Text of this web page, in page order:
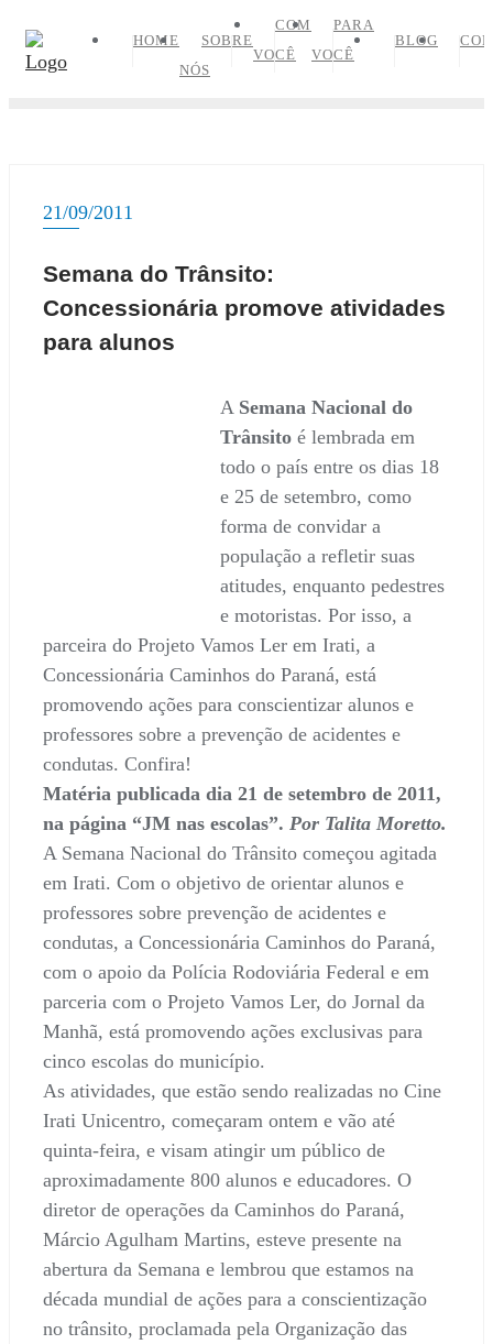
HOME
SOBRE
NÓS
COM
VOCÊ
PARA
VOCÊ
BLOG
21/09/2011
Semana do Trânsito:
Concessionária promove atividades
para alunos
A Semana Nacional do
Trânsito é lembrada em
todo o país entre os dias 18
e 25 de setembro, como
forma de convidar a
população a refletir suas
atitudes, enquanto pedestres
e motoristas. Por isso, a
parceira do Projeto Vamos Ler em Irati, a
Concessionária Caminhos do Paraná, está
promovendo ações para conscientizar alunos e
professores sobre a prevenção de acidentes e
condutas. Confira!
Matéria publicada dia 21 de setembro de 2011,
na página “JM nas escolas”. Por Talita Moretto.
A Semana Nacional do Trânsito começou agitada
em Irati. Com o objetivo de orientar alunos e
professores sobre prevenção de acidentes e
condutas, a Concessionária Caminhos do Paraná,
com o apoio da Polícia Rodoviária Federal e em
parceria com o Projeto Vamos Ler, do Jornal da
Manhã, está promovendo ações exclusivas para
cinco escolas do município.
As atividades, que estão sendo realizadas no Cine
Irati Unicentro, começaram ontem e vão até
quinta-feira, e visam atingir um público de
aproximadamente 800 alunos e educadores. O
diretor de operações da Caminhos do Paraná,
Márcio Agulham Martins, esteve presente na
abertura da Semana e lembrou que estamos na
década mundial de ações para a conscientização
no trânsito, proclamada pela Organização das